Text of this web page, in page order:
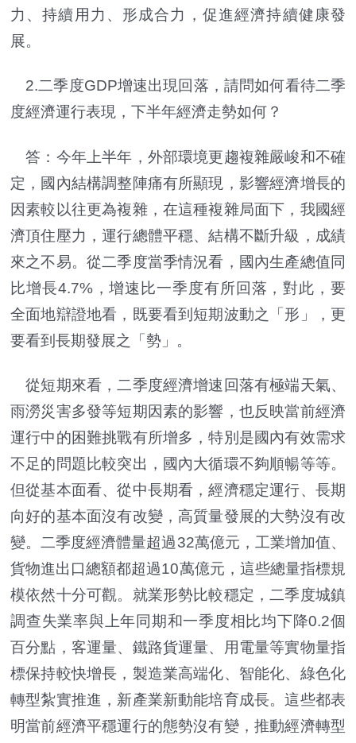
力、持續用力、形成合力，促進經濟持續健康發
展。
2.二季度GDP增速出現回落，請問如何看待二季
度經濟運行表現，下半年經濟走勢如何？
答：今年上半年，外部環境更趨複雜嚴峻和不確
定，國內結構調整陣痛有所顯現，影響經濟增長的
因素較以往更為複雜，在這種複雜局面下，我國經
濟頂住壓力，運行總體平穩、結構不斷升級，成績
來之不易。從二季度當季情況看，國內生產總值同
比增長4.7%，增速比一季度有所回落，對此，要
全面地辯證地看，既要看到短期波動之「形」，更
要看到長期發展之「勢」。
從短期來看，二季度經濟增速回落有極端天氣、
雨澇災害多發等短期因素的影響，也反映當前經濟
運行中的困難挑戰有所增多，特別是國內有效需求
不足的問題比較突出，國內大循環不夠順暢等等。
但從基本面看、從中長期看，經濟穩定運行、長期
向好的基本面沒有改變，高質量發展的大勢沒有改
變。二季度經濟體量超過32萬億元，工業增加值、
貨物進出口總額都超過10萬億元，這些總量指標規
模依然十分可觀。就業形勢比較穩定，二季度城鎮
調查失業率與上年同期和一季度相比均下降0.2個
百分點，客運量、鐵路貨運量、用電量等實物量指
標保持較快增長，製造業高端化、智能化、綠色化
轉型紮實推進，新產業新動能培育成長。這些都表
明當前經濟平穩運行的態勢沒有變，推動經濟轉型